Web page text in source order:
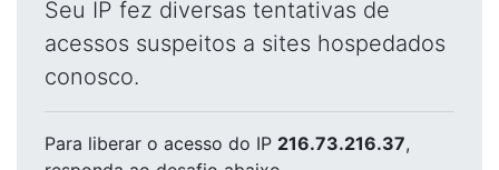
Seu IP fez diversas tentativas de
acessos suspeitos a sites hospedados
conosco.
Para liberar o acesso do IP 216.73.216.37,